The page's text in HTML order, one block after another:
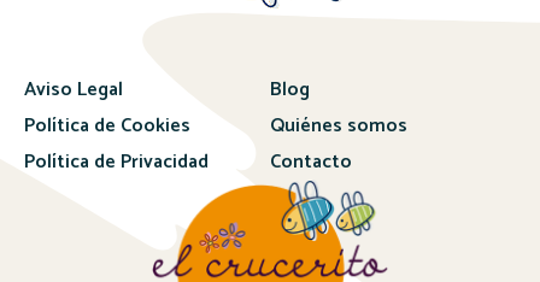
Aviso Legal
Política de Cookies
Política de Privacidad
Blog
Quiénes somos
Contacto